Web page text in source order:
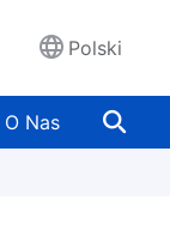
Polski
O Nas